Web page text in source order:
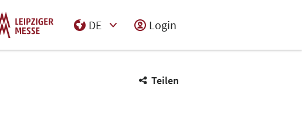
DE
Login
Teilen